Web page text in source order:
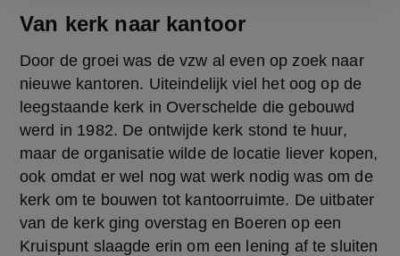
Van kerk naar kantoor
Door de groei was de vzw al even op zoek naar
nieuwe kantoren. Uiteindelijk viel het oog op de
leegstaande kerk in Overschelde die gebouwd
werd in 1982. De ontwijde kerk stond te huur,
maar de organisatie wilde de locatie liever kopen,
ook omdat er wel nog wat werk nodig was om de
kerk om te bouwen tot kantoorruimte. De uitbater
van de kerk ging overstag en Boeren op een
Kruispunt slaagde erin om een lening af te sluiten